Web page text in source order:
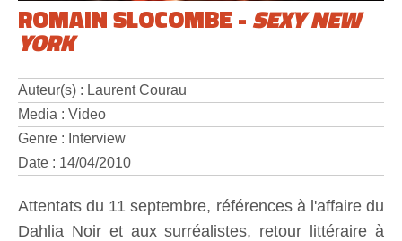
ROMAIN SLOCOMBE -SEXY NEW
YORK
Auteur(s) : Laurent Courau
Media : Video
Genre : Interview
Date : 14/04/2010
Attentats du 11 septembre, références à l'affaire du
Dahlia Noir et aux surréalistes, retour littéraire à